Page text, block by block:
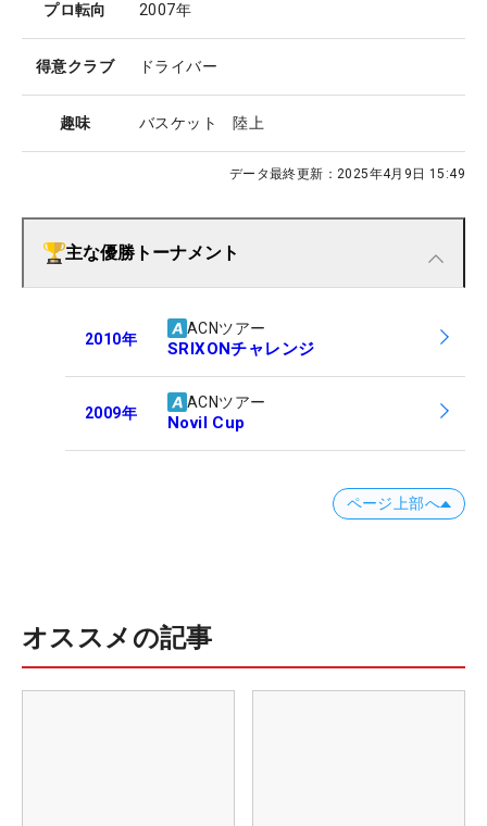
プロ転向 2007年
得意クラブ ドライバー
趣味 バスケット 陸上
データ最終更新： 2025年4月9日 15:49
主な優勝トーナメント
2010年
ACNツアー
SRIXONチャレンジ
2009年
ACNツアー
Novil Cup
ページ上部へ
オススメの記事